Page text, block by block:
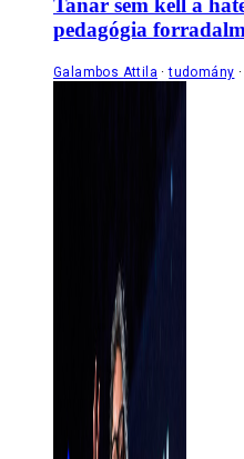
Tanár sem kell a
pedagógia
Galambos Attila tudomány